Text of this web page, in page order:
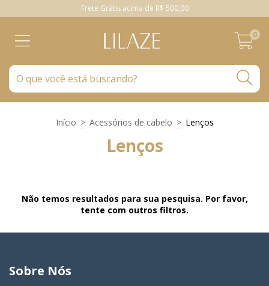
Frete Grátis acima de R$ 500,00
0
Início > Acessórios de cabelo > Lenços
Lenços
Não temos resultados para sua pesquisa. Por favor,
tente com outros filtros.
Sobre Nós